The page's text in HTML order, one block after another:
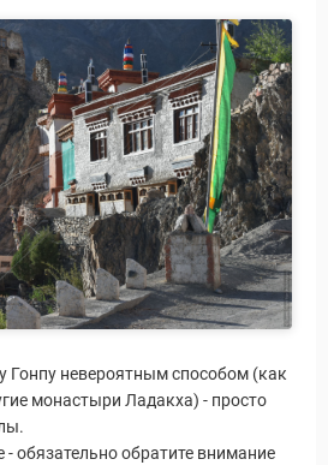
Гонпу невероятным способом (как
монастыри Ладакха) - просто
- обязательно обратите внимание